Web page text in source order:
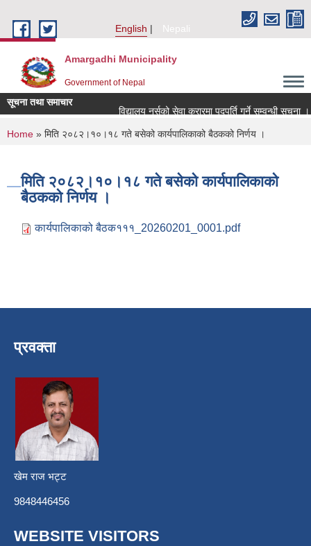
English
Nepali
Amargadhi Municipality
Government of Nepal
सूचना तथा समाचार
विद्यालय नर्सको सेवा करारमा पदपूर्ति गर्ने सम्वन्धी सूचना ।।
You are here
Home » मिति २०८२।१०।१८ गते बसेको कार्यपालिकाको बैठकको निर्णय ।
मिति २०८२।१०।१८ गते बसेको कार्यपालिकाको
बैठकको निर्णय ।
कार्यपालिकाको बैठक१११_20260201_0001.pdf
प्रवक्ता
खेम राज भट्ट
9848446456
WEBSITE VISITORS